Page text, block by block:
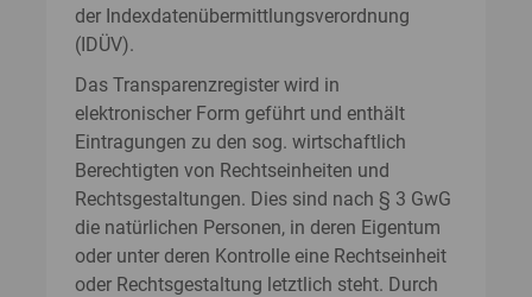
der Indexdatenübermittlungsverordnung
(IDÜV).
Das Transparenzregister wird in
elektronischer Form geführt und enthält
Eintragungen zu den sog. wirtschaftlich
Berechtigten von Rechtseinheiten und
Rechtsgestaltungen. Dies sind nach § 3 GwG
die natürlichen Personen, in deren Eigentum
oder unter deren Kontrolle eine Rechtseinheit
oder Rechtsgestaltung letztlich steht. Durch